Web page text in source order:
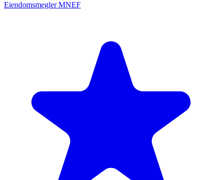
Eiendomsmegler MNEF